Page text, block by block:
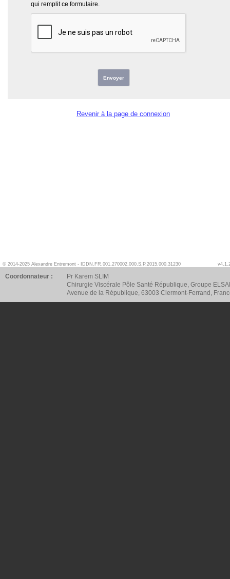
qui remplit ce formulaire.
Envoyer
Revenir à la page de connexion
© 2014-2025 Alexandre Entremont - IDDN.FR.001.270002.000.S.P.2015.000.31230
Coordonnateur :
Pr Karem SLIM
Chirurgie Viscérale Pôle Santé République, Groupe
Avenue de la République, 63003 Clermont-Ferrand,